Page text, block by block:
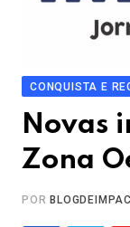
CONQUISTA E
Novas
Zona
POR